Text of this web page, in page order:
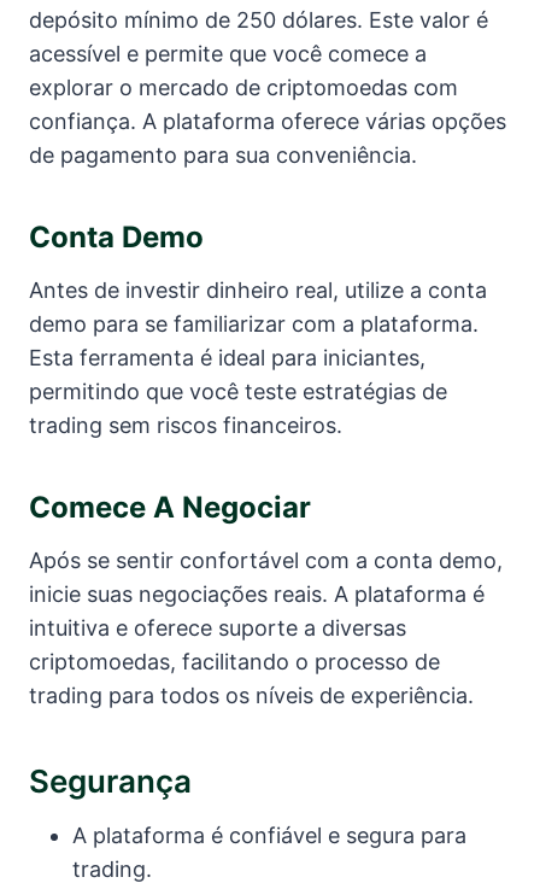
depósito mínimo de 250 dólares. Este valor é
acessível e permite que você comece a
explorar o mercado de criptomoedas com
confiança. A plataforma oferece várias opções
de pagamento para sua conveniência.
Conta Demo
Antes de investir dinheiro real, utilize a conta
demo para se familiarizar com a plataforma.
Esta ferramenta é ideal para iniciantes,
permitindo que você teste estratégias de
trading sem riscos financeiros.
Comece A Negociar
Após se sentir confortável com a conta demo,
inicie suas negociações reais. A plataforma é
intuitiva e oferece suporte a diversas
criptomoedas, facilitando o processo de
trading para todos os níveis de experiência.
Segurança
A plataforma é confiável e segura para
trading.